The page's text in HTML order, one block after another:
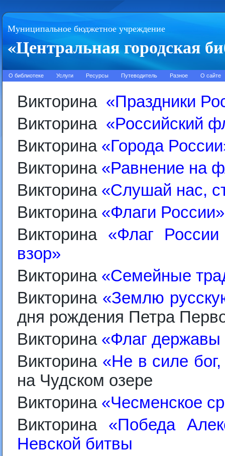
Муниципальное бюджетное учреждение
«Центральная городская
О библиотеке Услуги Ресурсы Путеводитель Разное О сайте
Викторина «Праздники
Викторина «Российский
Викторина «Города
Викторина «Равнение на
Викторина «Слушай нас,
Викторина «Флаги
Викторина
«Флаг
взор»
Викторина «Семейные
Викторина «Землю
дня рождения Петра
Викторина «Флаг
Викторина «Не в силе
на Чудском озере
Викторина «Чесменское
Викторина «Победа
Невской битвы